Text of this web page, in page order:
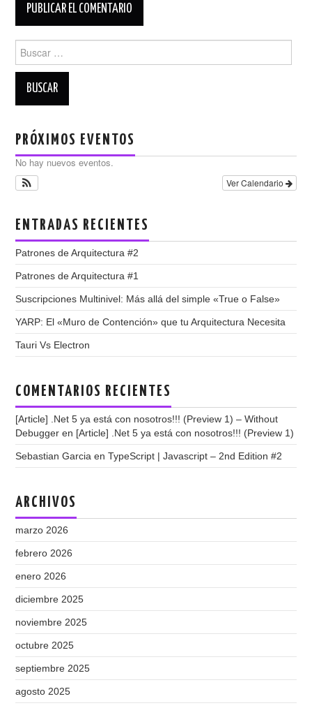
PRÓXIMOS EVENTOS
No hay nuevos eventos.
Ver Calendario
ENTRADAS RECIENTES
Patrones de Arquitectura #2
Patrones de Arquitectura #1
Suscripciones Multinivel: Más allá del simple «True o False»
YARP: El «Muro de Contención» que tu Arquitectura Necesita
Tauri Vs Electron
COMENTARIOS RECIENTES
[Article] .Net 5 ya está con nosotros!!! (Preview 1) – Without
Debugger en [Article] .Net 5 ya está con nosotros!!! (Preview 1)
Sebastian Garcia enTypeScript | Javascript – 2nd Edition #2
ARCHIVOS
marzo 2026
febrero 2026
enero 2026
diciembre 2025
noviembre 2025
octubre 2025
septiembre 2025
agosto 2025